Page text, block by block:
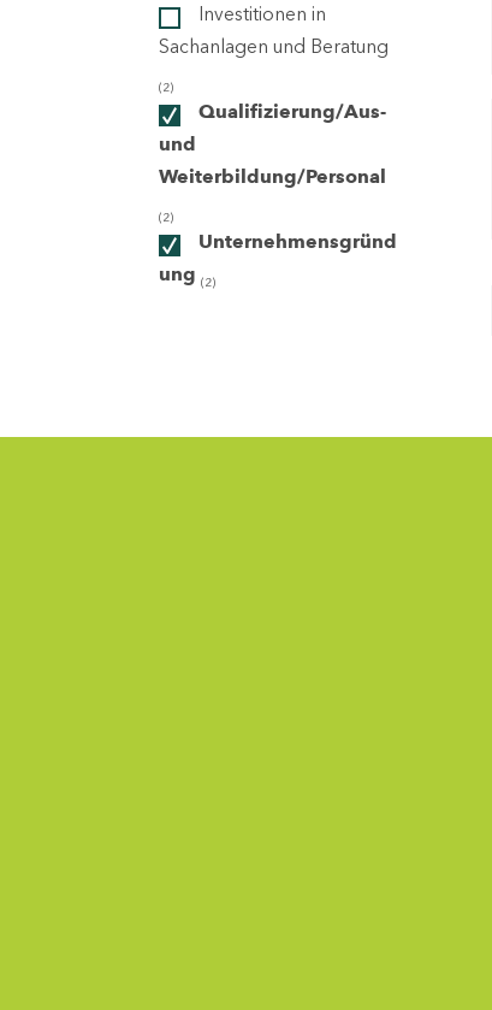
Investitionen in
Sachanlagen und Beratung
(2)
Qualifizierung/Aus-
und
Weiterbildung/Personal
(2)
Unternehmensgründ
ung (2)